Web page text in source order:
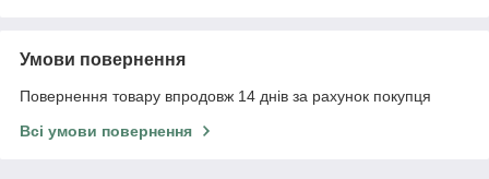
Умови повернення
Повернення товару впродовж 14 днів за рахунок покупця
Всі умови повернення